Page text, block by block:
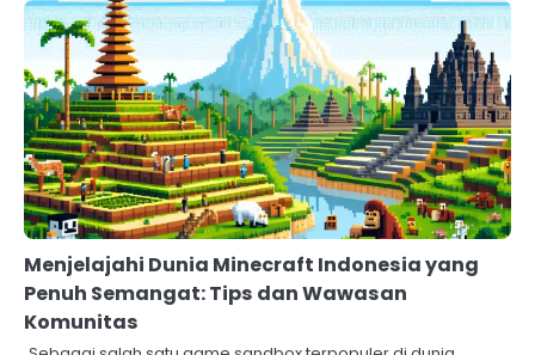
Menjelajahi Dunia Minecraft Indonesia yang
Penuh Semangat: Tips dan Wawasan
Komunitas